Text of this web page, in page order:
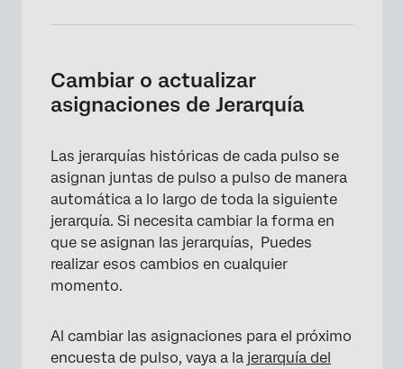
Cambiar o actualizar
asignaciones de Jerarquía
Las jerarquías históricas de cada pulso se
asignan juntas de pulso a pulso de manera
automática a lo largo de toda la siguiente
jerarquía. Si necesita cambiar la forma en
que se asignan las jerarquías, Puedes
realizar esos cambios en cualquier
momento.
Al cambiar las asignaciones para el próximo
encuesta de pulso, vaya a la jerarquía del